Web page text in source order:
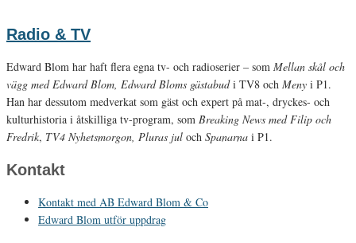
Radio & TV
Edward Blom har haft flera egna tv- och radioserier – som Mellan skål och
vägg med Edward Blom, Edward Bloms gästabudi TV8 och Meny i P1.
Han har dessutom medverkat som gäst och expert på mat-, dryckes- och
kulturhistoria i åtskilliga tv-program, som Breaking News med Filip och
Fredrik, TV4 Nyhetsmorgon, Pluras jul och Spanarna i P1.
Kontakt
Kontakt med AB Edward Blom & Co
Edward Blom utför uppdrag